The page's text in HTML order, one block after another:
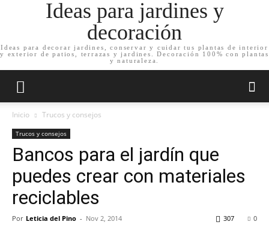
Ideas para jardines y
decoración
Ideas para decorar jardines, conservar y cuidar tus plantas de interior
y exterior de patios, terrazas y jardines. Decoración 100% con plantas
y naturaleza.
Inicio Trucos y consejos
Trucos y consejos
Bancos para el jardín que
puedes crear con materiales
reciclables
Por Leticia del Pino - Nov 2, 2014 0
307